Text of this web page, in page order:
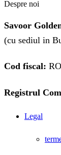
Despre noi
Savoor
(cu sediul in
Cod fiscal:
Registrul
Legal